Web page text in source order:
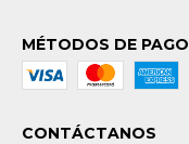
MÉTODOS DE PAGO
CONTÁCTANOS